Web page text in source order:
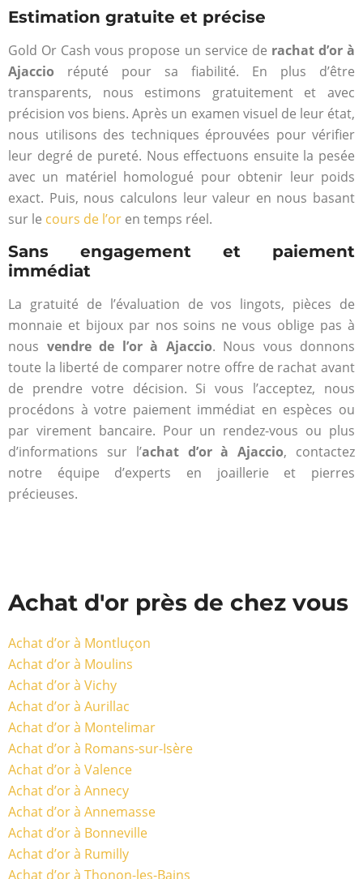
Estimation gratuite et précise
Gold Or Cash vous propose un service de rachat d’or à
Ajaccio réputé pour sa fiabilité. En plus d’être
transparents, nous estimons gratuitement et avec
précision vos biens. Après un examen visuel de leur état,
nous utilisons des techniques éprouvées pour vérifier
leur degré de pureté. Nous effectuons ensuite la pesée
avec un matériel homologué pour obtenir leur poids
exact. Puis, nous calculons leur valeur en nous basant
sur le cours de l’or en temps réel.
Sans engagement et paiement
immédiat
La gratuité de l’évaluation de vos lingots, pièces de
monnaie et bijoux par nos soins ne vous oblige pas à
nous vendre de l’or à Ajaccio. Nous vous donnons
toute la liberté de comparer notre offre de rachat avant
de prendre votre décision. Si vous l’acceptez, nous
procédons à votre paiement immédiat en espèces ou
par virement bancaire. Pour un rendez-vous ou plus
d’informations sur l’achat d’or à Ajaccio, contactez
notre équipe d’experts en joaillerie et pierres
précieuses.
Achat d'or près de chez vous
Achat d’or à Montluçon
Achat d’or à Moulins
Achat d’or à Vichy
Achat d’or à Aurillac
Achat d’or à Montelimar
Achat d’or à Romans-sur-Isère
Achat d’or à Valence
Achat d’or à Annecy
Achat d’or à Annemasse
Achat d’or à Bonneville
Achat d’or à Rumilly
Achat d’or à Thonon-les-Bains